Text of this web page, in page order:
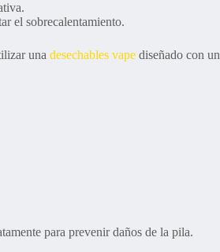
el sobrecalentamiento.
una desechables vape diseñado con un
para prevenir daños de la pila.